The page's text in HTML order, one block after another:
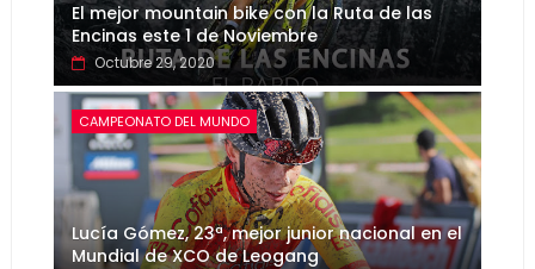
El mejor mountain bike con la Ruta de las
Encinas este 1 de Noviembre
Octubre 29, 2020
CAMPEONATO DEL MUNDO
Lucía Gómez, 23ª, mejor junior nacional en el
Mundial de XCO de Leogang